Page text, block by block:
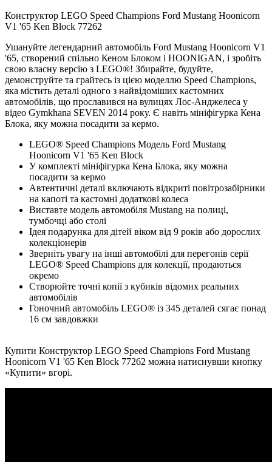
Конструктор LEGO Speed Champions Ford Mustang Hoonicorn
V1 '65 Ken Block 77262
Ушануйте легендарний автомобіль Ford Mustang Hoonicorn V1
'65, створений спільно Кеном Блоком і HOONIGAN, і зробіть
свою власну версію з LEGO®! Збирайте, будуйте,
демонструйте та грайтесь із цією моделлю Speed Champions,
яка містить деталі одного з найвідоміших кастомних
автомобілів, що прославився на вулицях Лос-Анджелеса у
відео Gymkhana SEVEN 2014 року. Є навіть мініфігурка Кена
Блока, яку можна посадити за кермо.
LEGO® Speed Champions Модель Ford Mustang
Hoonicorn V1 '65 Ken Block
У комплекті мініфігурка Кена Блока, яку можна
посадити за кермо
Автентичні деталі включають відкриті повітрозабірники
на капоті та кастомні додаткові колеса
Виставте модель автомобіля Mustang на полиці,
тумбочці або столі
Ідея подарунка для дітей віком від 9 років або дорослих
колекціонерів
Зверніть увагу на інші автомобілі для перегонів серії
LEGO® Speed Champions для колекції, продаються
окремо
Створюйте точні копії з кубиків відомих реальних
автомобілів
Гоночний автомобіль LEGO® із 345 деталей сягає понад
16 см завдовжки
Купити Конструктор LEGO Speed Champions Ford Mustang
Hoonicorn V1 '65 Ken Block 77262 можна натиснувши кнопку
«Купити» вгорі.